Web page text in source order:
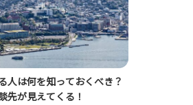
人は何を知っておくべき？
先が見えてくる！